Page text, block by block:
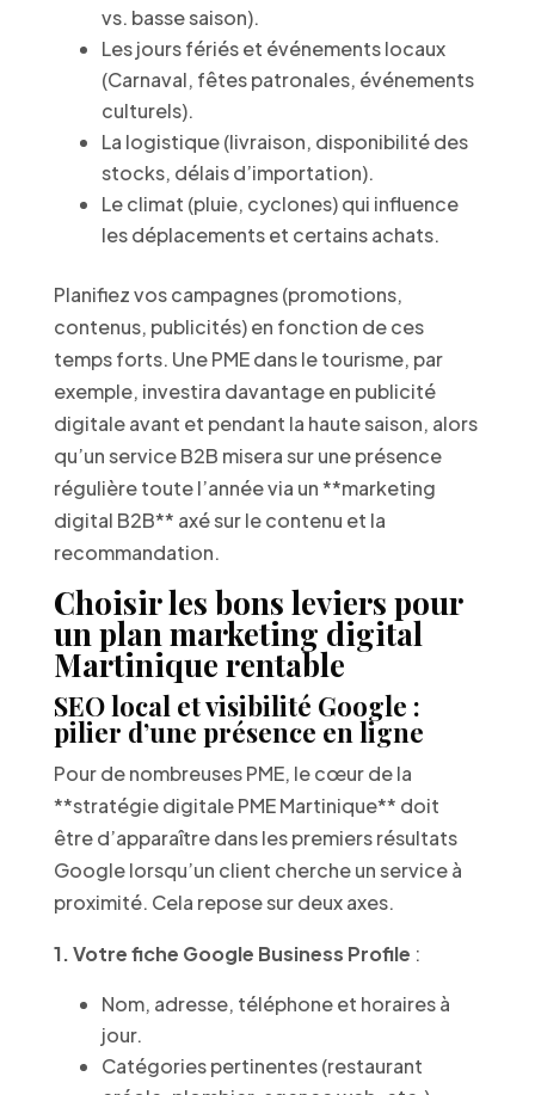
vs. basse saison).
Les jours fériés et événements locaux
(Carnaval, fêtes patronales, événements
culturels).
La logistique (livraison, disponibilité des
stocks, délais d’importation).
Le climat (pluie, cyclones) qui influence
les déplacements et certains achats.
Planifiez vos campagnes (promotions,
contenus, publicités) en fonction de ces
temps forts. Une PME dans le tourisme, par
exemple, investira davantage en publicité
digitale avant et pendant la haute saison, alors
qu’un service B2B misera sur une présence
régulière toute l’année via un **marketing
digital B2B** axé sur le contenu et la
recommandation.
Choisir les bons leviers pour
un plan marketing digital
Martinique rentable
SEO local et visibilité Google :
pilier d’une présence en ligne
Pour de nombreuses PME, le cœur de la
**stratégie digitale PME Martinique** doit
être d’apparaître dans les premiers résultats
Google lorsqu’un client cherche un service à
proximité. Cela repose sur deux axes.
1. Votre fiche Google Business Profile :
Nom, adresse, téléphone et horaires à
jour.
Catégories pertinentes (restaurant